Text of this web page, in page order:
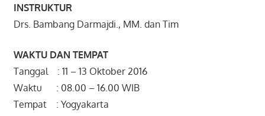
INSTRUKTUR
Drs. Bambang Darmajdi., MM. dan Tim
WAKTU DAN TEMPAT
Tanggal : 11 – 13 Oktober 2016
Waktu : 08.00 – 16.00 WIB
Tempat : Yogyakarta